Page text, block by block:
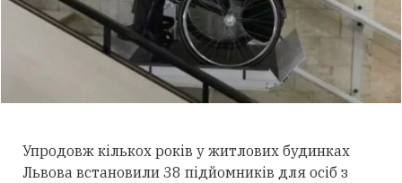
Упродовж кількох років у житлових будинках
Львова встановили 38 підйомників для осіб з